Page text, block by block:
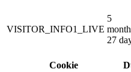
VISITOR_INFO1_LIVE
5
27
Cookie